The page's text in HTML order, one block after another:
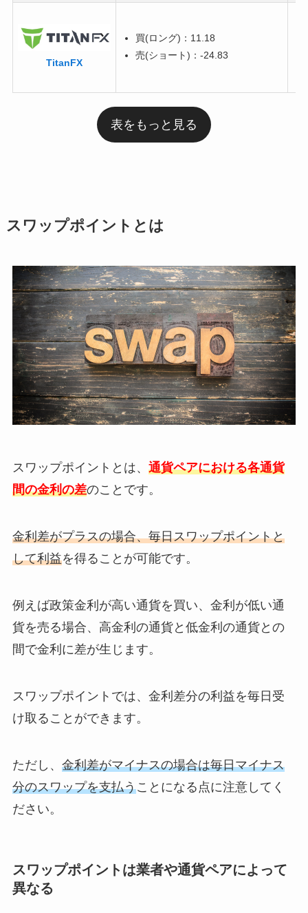
TitanFX
買(ロング)：11.18
売(ショート)：-24.83
表をもっと見る
スワップポイントとは
スワップポイントとは、 通貨ペアにおける各通貨
間の金利の差のことです。
金利差がプラスの場合、毎日スワップポイントと
して利益を得ることが可能です。
例えば政策金利が高い通貨を買い、金利が低い通
貨を売る場合、高金利の通貨と低金利の通貨との
間で金利に差が生じます。
スワップポイントでは、金利差分の利益を毎日受
け取ることができます。
ただし、 金利差がマイナスの場合は毎日マイナス
分のスワップを支払うことになる点に注意してく
ださい。
スワップポイントは業者や通貨ペアによって
異なる